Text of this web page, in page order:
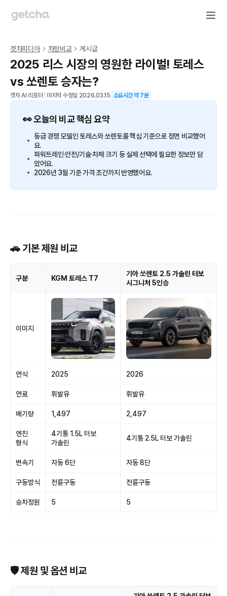
겟차피디아 차량비교 게시글
2025 리스 시장의 영원한 라이벌! 토레스
vs 쏘렌토 승자는?
겟차 AI 리포터 마지막 수정일 2026.03.15 소요시간 약7분
👀 오늘의 비교 핵심 요약
동급 경쟁 모델인 토레스와 쏘렌토를 핵심 기준으로 정면 비교했어
요.
파워트레인·안전/기술·차체 크기 등 실제 선택에 필요한 정보만 담
았어요.
2026년 3월 기준 가격 조건까지 반영했어요.
🚗 기본 제원 비교
구분 KGM 토레스 T7
기아 쏘렌토 2.5 가솔린 터보
시그니처 5인승
이미지
연식 2025 2026
연료 휘발유 휘발유
배기량 1,497 2,497
엔진
형식
4기통 1.5L 터보
가솔린
4기통 2.5L 터보 가솔린
변속기 자동 6단 자동 8단
구동방식 전륜구동 전륜구동
승차정원 5 5
🛡 제원 및 옵션 비교